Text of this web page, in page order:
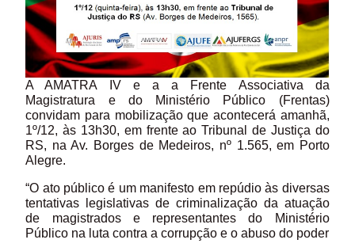
A AMATRA IV e a a Frente Associativa da
Magistratura e do Ministério Público (Frentas)
convidam para mobilização que acontecerá amanhã,
1º/12, às 13h30, em frente ao Tribunal de Justiça do
RS, na Av. Borges de Medeiros, nº 1.565, em Porto
Alegre.
“O ato público é um manifesto em repúdio às diversas
tentativas legislativas de criminalização da atuação
de magistrados e representantes do Ministério
Público na luta contra a corrupção e o abuso do poder